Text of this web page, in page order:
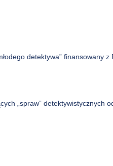
detektywa” finansowany z
„spraw” detektywistycznych